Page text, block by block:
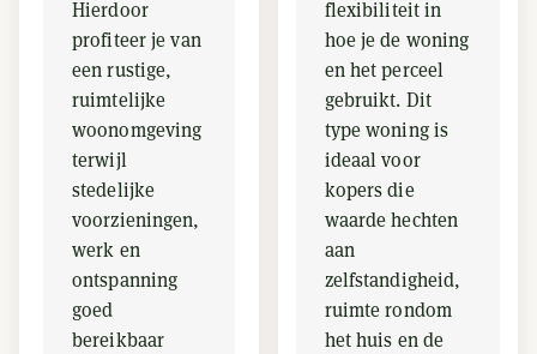
Hierdoor
profiteer je van
een rustige,
ruimtelijke
woonomgeving
terwijl
stedelijke
voorzieningen,
werk en
ontspanning
goed
bereikbaar
flexibiliteit in
hoe je de woning
en het perceel
gebruikt. Dit
type woning is
ideaal voor
kopers die
waarde hechten
aan
zelfstandigheid,
ruimte rondom
het huis en de